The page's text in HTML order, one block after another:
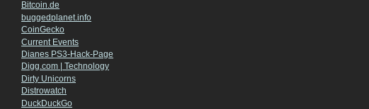
Bitcoin.de
buggedplanet.info
CoinGecko
Current Events
Dianes PS3-Hack-Page
Digg.com | Technology
Dirty Unicorns
Distrowatch
DuckDuckGo